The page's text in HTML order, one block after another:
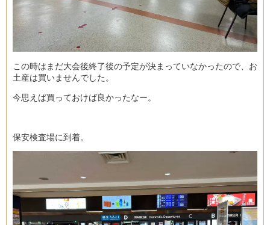
この時はまだ大会後終了後の予定が決まっていなかったので、お
土産は買いませんでした。
今思えば買っておけば良かったなー。
保安検査場に到着。